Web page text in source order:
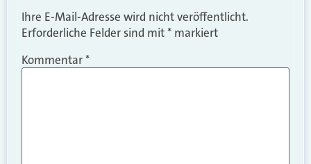
Ihre E-Mail-Adresse wird nicht veröffentlicht.
Erforderliche Felder sind mit* markiert
Kommentar*